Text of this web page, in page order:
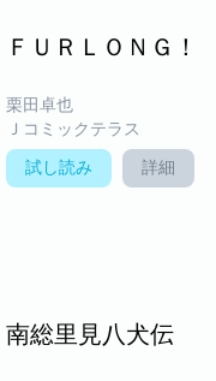
ＦＵＲＬＯＮＧ！
栗田卓也
Ｊコミックテラス
試し読み 詳細
南総里見八犬伝